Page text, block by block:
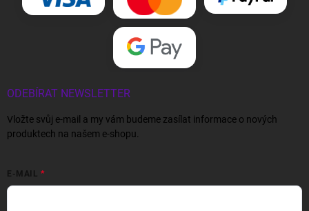
ODEBÍRAT NEWSLETTER
Vložte svůj e-mail a my vám budeme zasílat informace o nových
produktech na našem e-shopu.
E-MAIL